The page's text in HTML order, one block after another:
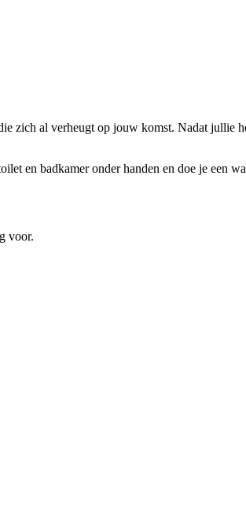
zich al verheugt op jouw komst. Nadat jullie
en badkamer onder handen en doe je een
voor.